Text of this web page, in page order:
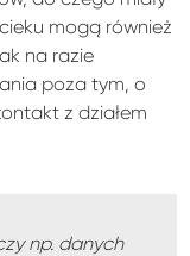
mogą również
na razie
poza tym, o
z działem
np. danych